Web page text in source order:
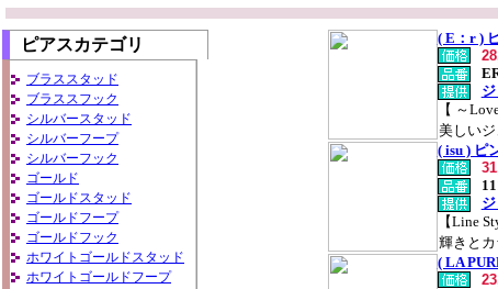
ピアスカテゴリ
ブラススタッド
ブラススフック
シルバースタッド
シルバーフープ
シルバーフック
ゴールド
ゴールドスタッド
ゴールドフープ
ゴールドフック
ホワイトゴールドスタッド
ホワイトゴールドフープ
( E：r )
【 ～
美しい
( isu ) ピ
【Line
輝きと
( LA